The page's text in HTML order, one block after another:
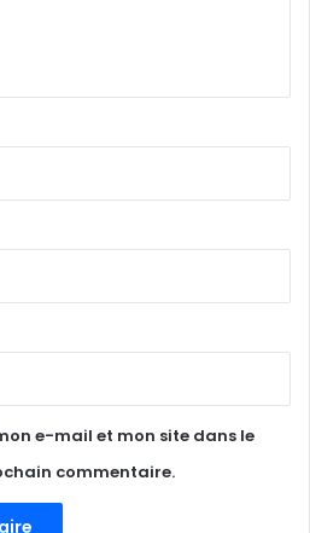
e-mail et mon site dans le
commentaire.